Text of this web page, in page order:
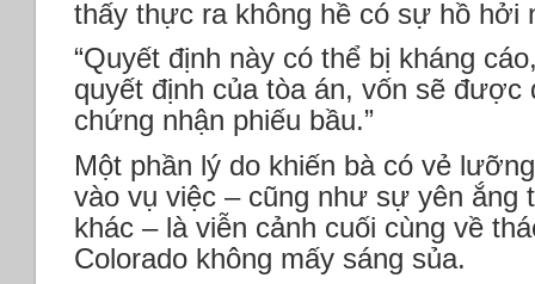
thấy thực ra không hề có sự hồ hởi
“Quyết định này có thể bị kháng
quyết định của tòa án, vốn sẽ
chứng nhận phiếu bầu.”
Một phần lý do khiến bà có vẻ
vào vụ việc – cũng như sự yên ắng
khác – là viễn cảnh cuối cùng về
Colorado không mấy sáng sủa.